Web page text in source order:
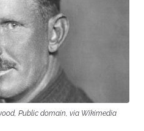
Public domain, via Wikimedia